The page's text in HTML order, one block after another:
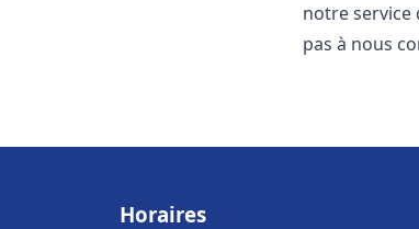
notre service
pas à nous
Horaires